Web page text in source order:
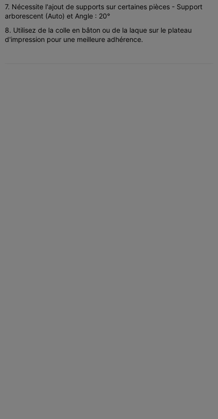
7. Nécessite l'ajout de supports sur certaines pièces - Support
arborescent (Auto) et Angle : 20°
8. Utilisez de la colle en bâton ou de la laque sur le plateau
d'impression pour une meilleure adhérence.